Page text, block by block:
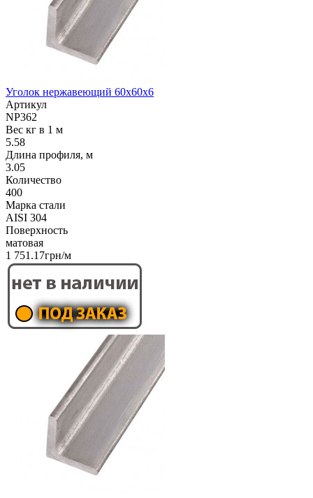
Уголок нержавеющий 60х60х6
Артикул
NP362
Вес кг в 1 м
5.58
Длина профиля, м
3.05
Количество
400
Марка стали
AISI 304
Поверхность
матовая
1 751.17грн/м